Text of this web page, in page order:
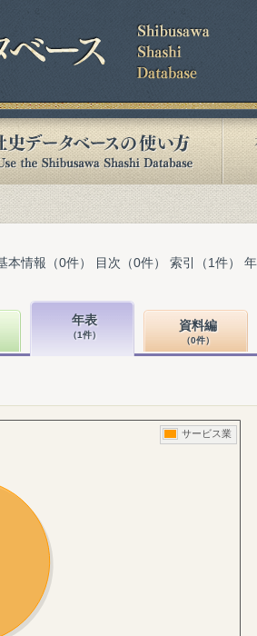
本情報（0件） 目次（0件） 索引（1件）
年表
（1件）
資料編
（0件）